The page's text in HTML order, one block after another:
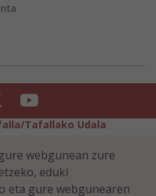
Twitter Youtube
Tafallako Udala
buruzko politika
Politika
webgunean zure
eduki
eta gure webgunearen